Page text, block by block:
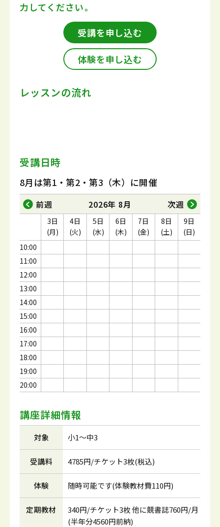
力してください。
受講を申し込む
体験を申し込む
レッスンの流れ
受講日時
8月は第1・第2・第3（木）に開催
前週 2026年 8月 次週
10:00
11:00
12:00
13:00
14:00
15:00
16:00
17:00
18:00
19:00
20:00
3日
(月)
4日
(火)
5日
(水)
6日
(木)
7日
(金)
8日
(土)
9日
(日)
講座詳細情報
対象 小1～中3
受講料 4785円/チケット3枚(税込)
体験 随時可能です(体験教材費110円)
定期教材
340円/チケット3枚 他に競書誌760円/月
(半年分4560円前納)